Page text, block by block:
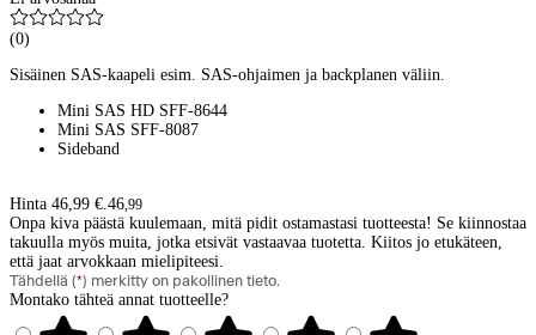
(0)
Sisäinen SAS-kaapeli esim. SAS-ohjaimen ja backplanen väliin.
Mini SAS HD SFF-8644
Mini SAS SFF-8087
Sideband
Hinta 46,99 €. 46,99
Onpa kiva päästä kuulemaan, mitä pidit ostamastasi tuotteesta! Se kiinnostaa
takuulla myös muita, jotka etsivät vastaavaa tuotetta. Kiitos jo etukäteen,
että jaat arvokkaan mielipiteesi.
Tähdellä (*) merkitty on pakollinen tieto.
Montako tähteä annat tuotteelle?